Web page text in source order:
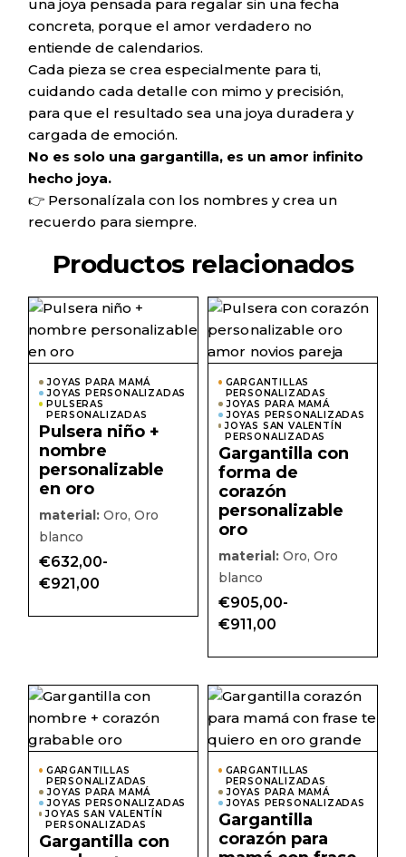
una joya pensada para regalar sin una fecha
concreta, porque el amor verdadero no
entiende de calendarios.
Cada pieza se crea especialmente para ti,
cuidando cada detalle con mimo y precisión,
para que el resultado sea una joya duradera y
cargada de emoción.
No es solo una gargantilla, es un amor infinito
hecho joya.
👉 Personalízala con los nombres y crea un
recuerdo para siempre.
Productos relacionados
Este
producto
tiene
múltiples
variantes.
opciones
pueden
elegir
página
producto
JOYAS PARA MAMÁ
JOYAS PERSONALIZADAS
PULSERAS
PERSONALIZADAS
Pulsera niño +
nombre
personalizable
en oro
material: Oro, Oro
blanco
€632,00-
€921,00
Rango
de
desde
Este
GARGANTILLAS
PERSONALIZADAS
JOYAS PARA MAMÁ
JOYAS PERSONALIZADAS
JOYAS SAN VALENTÍN
PERSONALIZADAS
Gargantilla con
forma de
corazón
personalizable
oro
material:Oro, Oro
blanco
€905,00-
€911,00
Rango
de
desde
hasta
€911,00
Este
producto
tiene
múltiples
variantes.
opciones
pueden
elegir
GARGANTILLAS
PERSONALIZADAS
JOYAS PARA MAMÁ
JOYAS PERSONALIZADAS
JOYAS SAN VALENTÍN
PERSONALIZADAS
Gargantilla con
GARGANTILLAS
PERSONALIZADAS
JOYAS PARA MAMÁ
JOYAS PERSONALIZADAS
Gargantilla
corazón para